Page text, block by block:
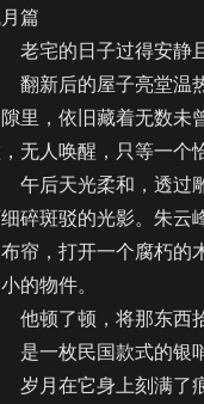
篇
宅的日子过得安静且
新后的屋子亮堂温热
里，依旧藏着无数未
无人唤醒，只等一个
后天光柔和，透过雕
碎斑驳的光影。朱云
帘，打开一个腐朽的
的物件。
顿了顿，将那东西拾
一枚民国款式的银哨
月在它身上刻满了痕